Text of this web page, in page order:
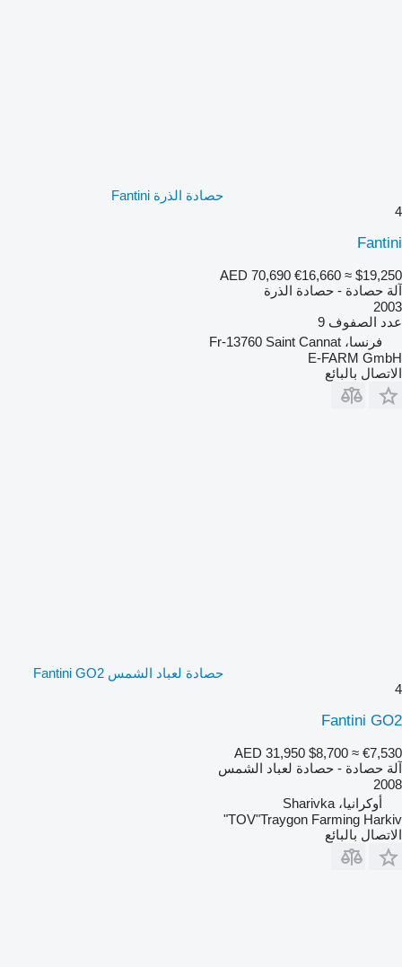
حصادة الذرة Fantini
4
Fantini
AED 70,690 €16,660 ≈ $19,250
آلة حصادة - حصادة الذرة
2003
عدد الصفوف 9
فرنسا، Fr-13760 Saint Cannat
E-FARM GmbH
الاتصال بالبائع
حصادة لعباد الشمس Fantini GO2
4
Fantini GO2
AED 31,950 $8,700 ≈ €7,530
آلة حصادة - حصادة لعباد الشمس
2008
أوكرانيا، Sharivka
TOV"Traygon Farming Harkiv"
الاتصال بالبائع